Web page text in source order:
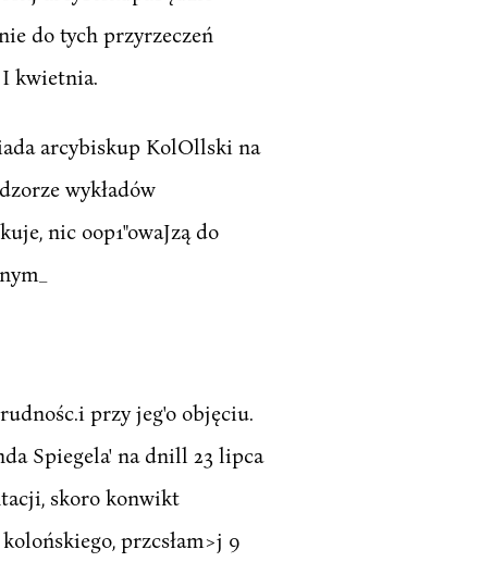
do tych przyrzeczeń
kwietnia.
arcybiskup KolOllski na
wykładów
nic oop1"owaJzą do
przy jeg'o objęciu.
Spiegela' na dnill 23 lipca
skoro konwikt
przcsłam>j 9